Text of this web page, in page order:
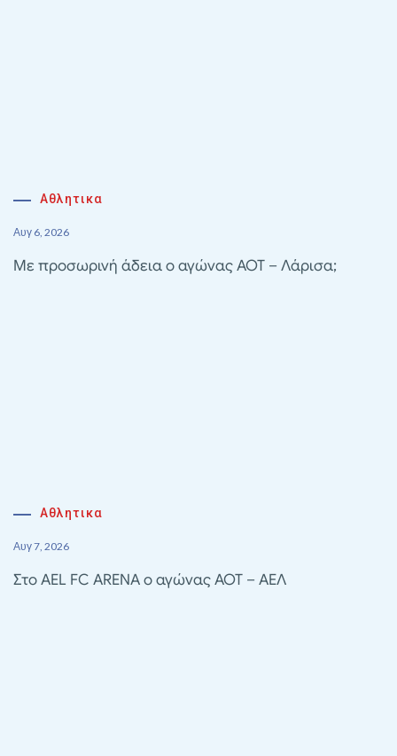
Αθλητικα
Αυγ 6, 2026
Με προσωρινή άδεια ο αγώνας ΑΟΤ – Λάρισα;
Αθλητικα
Αυγ 7, 2026
Στο AEL FC ARENA ο αγώνας ΑΟΤ – ΑΕΛ